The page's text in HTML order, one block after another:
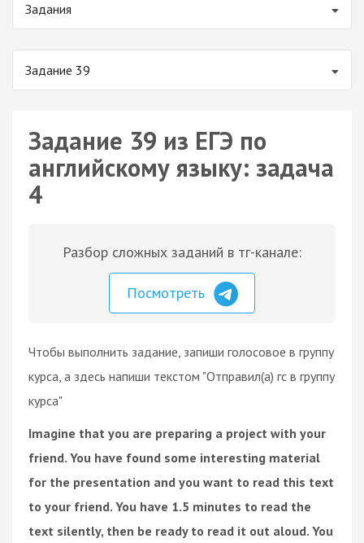
Задания
Задание 39
Задание 39 из ЕГЭ по
английскому языку: задача
4
Разбор сложных заданий в тг-канале:
Посмотреть
Чтобы выполнить задание, запиши голосовое в группу
курса, а здесь напиши текстом "Отправил(а) гс в группу
курса"
Imagine that you are preparing a project with your
friend. You have found some interesting material
for the presentation and you want to read this text
to your friend. You have 1.5 minutes to read the
text silently, then be ready to read it out aloud. You